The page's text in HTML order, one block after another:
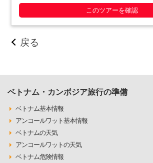
できます。ホーチミン滞在最終日や、午後か
このツアーを確認
戻る
ベトナム・カンボジア旅行の準備
ベトナム基本情報
アンコールワット基本情報
ベトナムの天気
アンコールワットの天気
ベトナム危険情報